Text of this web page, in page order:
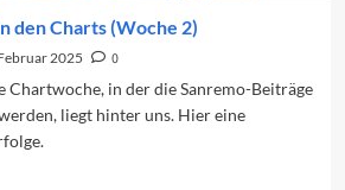
den Charts (Woche 2)
2025
0
Chartwoche, in der die Sanremo-Beiträge
liegt hinter uns. Hier eine